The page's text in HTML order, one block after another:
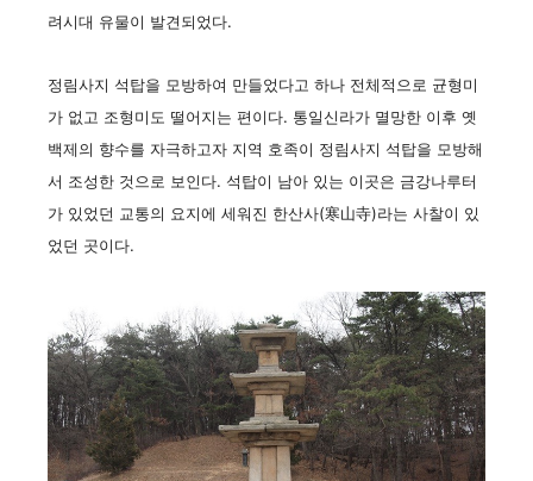
려시대 유물이 발견되었다.
정림사지 석탑을 모방하여 만들었다고 하나 전체적으로 균형미
가 없고 조형미도 떨어지는 편이다. 통일신라가 멸망한 이후 옛
백제의 향수를 자극하고자 지역 호족이 정림사지 석탑을 모방해
서 조성한 것으로 보인다. 석탑이 남아 있는 이곳은 금강나루터
가 있었던 교통의 요지에 세워진 한산사(寒山寺)라는 사찰이 있
었던 곳이다.